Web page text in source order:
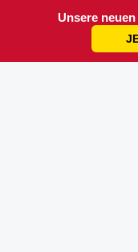
Unsere